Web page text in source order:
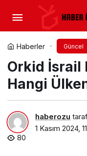
Haberler Güncel
Orkid İsrail
Hangi
haberozu
1 Kasım 2024,
80
HangiYorum Yap